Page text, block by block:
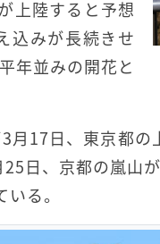
上陸すると予想
込みが長続きせ
年並みの開花と
17日、東京都
日、京都の嵐山
る。